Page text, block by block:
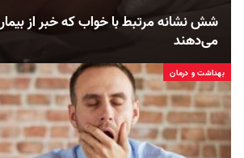
شش نشانه مرتبط با خواب که خبر از
می‌دهند
بهداشت و درمان